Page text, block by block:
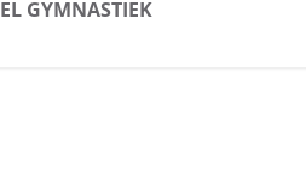
EL GYMNASTIEK